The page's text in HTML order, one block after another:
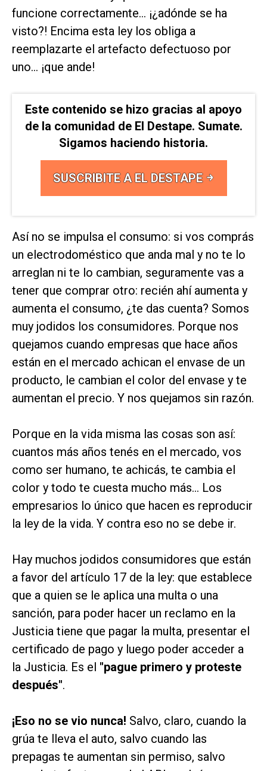
funcione correctamente... ¡¿adónde se ha
visto?! Encima esta ley los obliga a
reemplazarte el artefacto defectuoso por
uno... ¡que ande!
Este contenido se hizo gracias al apoyo
de la comunidad de El Destape. Sumate.
Sigamos haciendo historia.
SUSCRIBITE A EL DESTAPE
Así no se impulsa el consumo: si vos comprás
un electrodoméstico que anda mal y no te lo
arreglan ni te lo cambian, seguramente vas a
tener que comprar otro: recién ahí aumenta y
aumenta el consumo, ¿te das cuenta? Somos
muy jodidos los consumidores. Porque nos
quejamos cuando empresas que hace años
están en el mercado achican el envase de un
producto, le cambian el color del envase y te
aumentan el precio. Y nos quejamos sin razón.
Porque en la vida misma las cosas son así:
cuantos más años tenés en el mercado, vos
como ser humano, te achicás, te cambia el
color y todo te cuesta mucho más... Los
empresarios lo único que hacen es reproducir
la ley de la vida. Y contra eso no se debe ir.
Hay muchos jodidos consumidores que están
a favor del artículo 17 de la ley: que establece
que a quien se le aplica una multa o una
sanción, para poder hacer un reclamo en la
Justicia tiene que pagar la multa, presentar el
certificado de pago y luego poder acceder a
la Justicia. Es el "pague primero y proteste
después".
¡Eso no se vio nunca! Salvo, claro, cuando la
grúa te lleva el auto, salvo cuando las
prepagas te aumentan sin permiso, salvo